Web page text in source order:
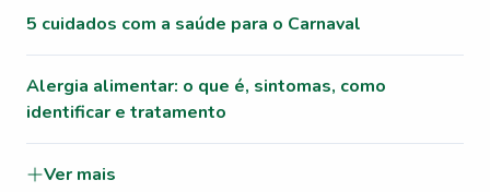
5 cuidados com a saúde para o Carnaval
Alergia alimentar: o que é, sintomas, como
identificar e tratamento
Ver mais